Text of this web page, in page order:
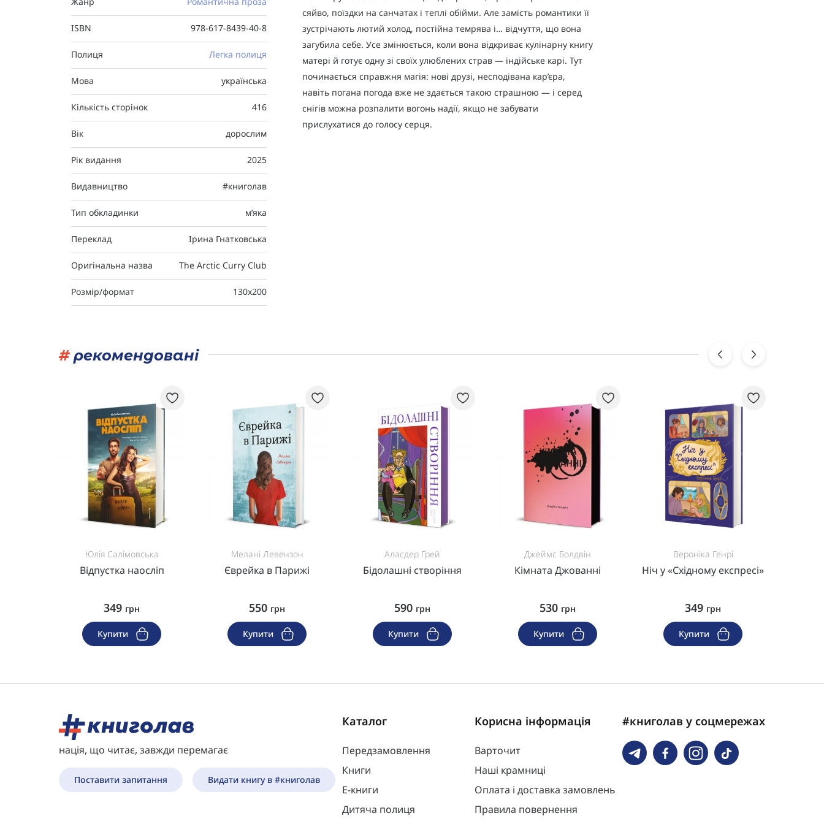
ISBN 978-617-8439-40-8
Полиця Легка полиця
Мова українська
Кількість сторінок 416
Вік дорослим
Рік видання 2025
Видавництво #книголав
Тип обкладинки м’яка
Переклад Ірина Гнатковська
Оригінальна назва The Arctic Curry Club
Розмір/формат 130х200
сяйво, поїздки на санчатах і теплі обійми. Але замість романтики її
зустрічають лютий холод, постійна темрява і… відчуття, що вона
загубила себе. Усе змінюється, коли вона відкриває кулінарну книгу
матері й готує одну зі своїх улюблених страв — індійське карі. Тут
починається справжня магія: нові друзі, несподівана кар’єра,
навіть погана погода вже не здається такою страшною — і серед
снігів можна розпалити вогонь надії, якщо не забувати
прислухатися до голосу серця.
#рекомендовані
Юлія Салімовська
Відпустка наосліп
349 грн
Купити
Мелані Левензон
Єврейка в Парижі
550 грн
Купити
Аласдер Ґрей
Бідолашні створіння
590 грн
Купити
Джеймс Болдвін
Кімната Джованні
530 грн
Купити
Вероніка Генрі
Ніч у «Східному експресі»
349 грн
Купити
нація, що читає, завжди перемагає
Поставити запитання Видати книгу в #книголав
Каталог
Передзамовлення
Книги
Е-книги
Дитяча полиця
Корисна інформація
Варточит
Наші крамниці
Оплата і доставка замовлень
Правила повернення
#книголав у соцмережах